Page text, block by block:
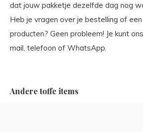
dat jouw pakketje dezelfde dag nog
Heb je vragen over je bestelling of
producten? Geen probleem! Je kunt
mail, telefoon of WhatsApp.
Andere toffe items